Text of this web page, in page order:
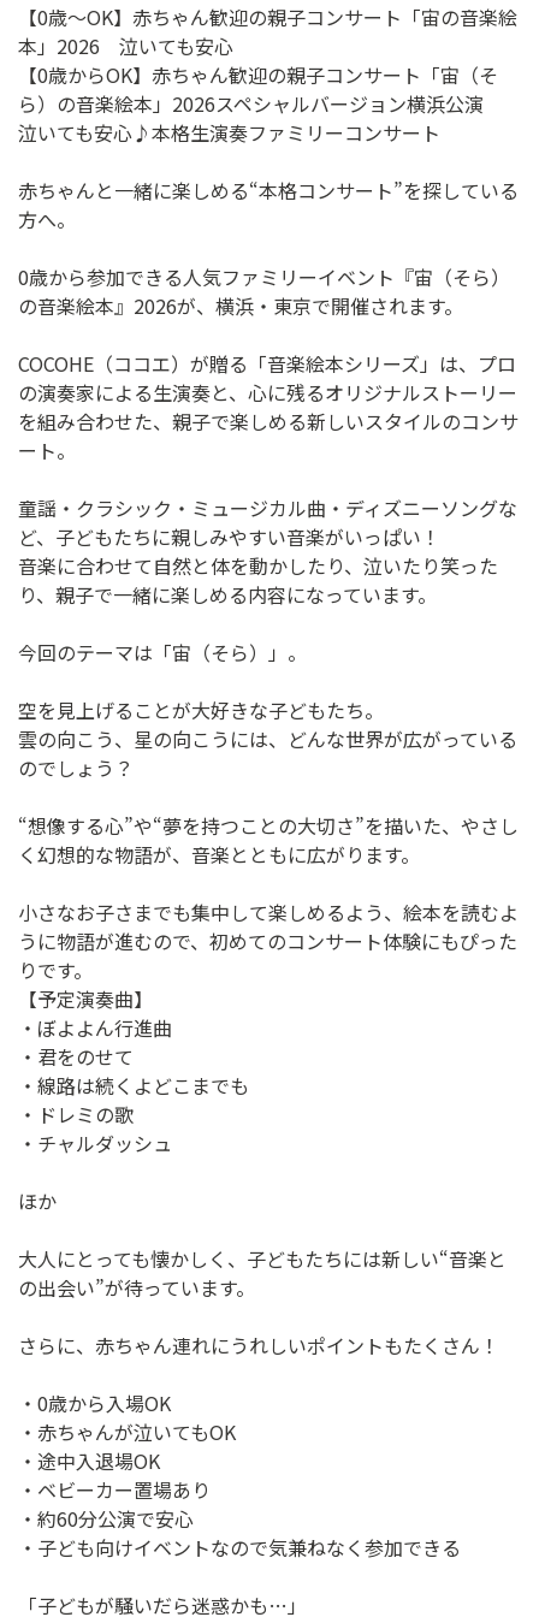
【0歳～OK】赤ちゃん歓迎の親子コンサート「宙の音楽絵
本」2026 泣いても安心
【0歳からOK】赤ちゃん歓迎の親子コンサート「宙（そ
ら）の音楽絵本」2026スペシャルバージョン横浜公演
泣いても安心♪本格生演奏ファミリーコンサート
赤ちゃんと一緒に楽しめる“本格コンサート”を探している
方へ。
0歳から参加できる人気ファミリーイベント『宙（そら）
の音楽絵本』2026が、横浜・東京で開催されます。
COCOHE（ココエ）が贈る「音楽絵本シリーズ」は、プロ
の演奏家による生演奏と、心に残るオリジナルストーリー
を組み合わせた、親子で楽しめる新しいスタイルのコンサ
ート。
童謡・クラシック・ミュージカル曲・ディズニーソングな
ど、子どもたちに親しみやすい音楽がいっぱい！
音楽に合わせて自然と体を動かしたり、泣いたり笑った
り、親子で一緒に楽しめる内容になっています。
今回のテーマは「宙（そら）」。
空を見上げることが大好きな子どもたち。
雲の向こう、星の向こうには、どんな世界が広がっている
のでしょう？
“想像する心”や“夢を持つことの大切さ”を描いた、やさし
く幻想的な物語が、音楽とともに広がります。
小さなお子さまでも集中して楽しめるよう、絵本を読むよ
うに物語が進むので、初めてのコンサート体験にもぴった
りです。
【予定演奏曲】
・ぼよよん行進曲
・君をのせて
・線路は続くよどこまでも
・ドレミの歌
・チャルダッシュ
ほか
大人にとっても懐かしく、子どもたちには新しい“音楽と
の出会い”が待っています。
さらに、赤ちゃん連れにうれしいポイントもたくさん！
・0歳から入場OK
・赤ちゃんが泣いてもOK
・途中入退場OK
・ベビーカー置場あり
・約60分公演で安心
・子ども向けイベントなので気兼ねなく参加できる
「子どもが騒いだら迷惑かも…」